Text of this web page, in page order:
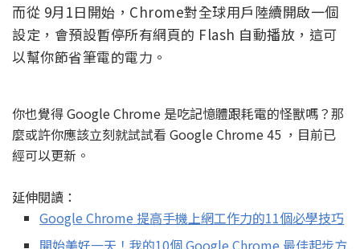
而從 9月1日開始，Chrome對全球用戶陸續開啟一個
設定，會預設暫停所有網頁的 Flash 自動播放，這可
以幫你節省筆電的電力。
你也覺得 Google Chrome 是吃記憶體跟耗電的怪獸嗎？那
麼或許你應該立刻就試試看 Google Chrome 45 ，目前已
經可以更新。
延伸閱讀：
Google Chrome 提高手機上網工作力的11個必學技巧
開始美好一天！我的10個 Google Chrome 最佳起步方